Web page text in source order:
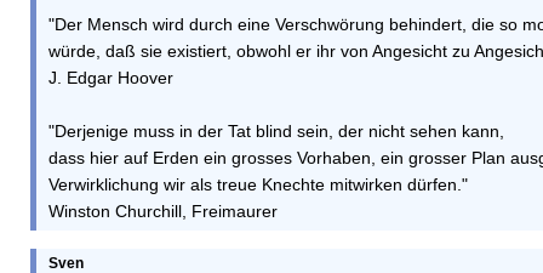
"Der Mensch wird durch eine Verschwörung behindert, die so
würde, daß sie existiert, obwohl er ihr von Angesicht zu
J. Edgar Hoover
"Derjenige muss in der Tat blind sein, der nicht sehen kann,
dass hier auf Erden ein grosses Vorhaben, ein grosser Plan
Verwirklichung wir als treue Knechte mitwirken dürfen."
Winston Churchill, Freimaurer
Sven